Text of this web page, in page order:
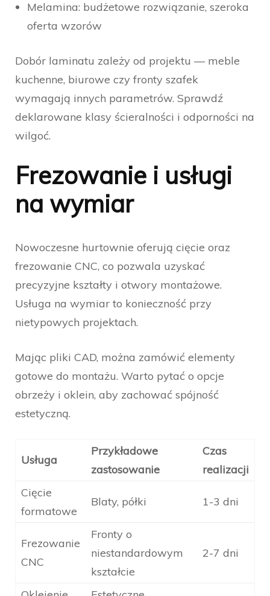
Melamina: budżetowe rozwiązanie, szeroka
oferta wzorów
Dobór laminatu zależy od projektu — meble
kuchenne, biurowe czy fronty szafek
wymagają innych parametrów. Sprawdź
deklarowane klasy ścieralności i odporności na
wilgoć.
Frezowanie i usługi
na wymiar
Nowoczesne hurtownie oferują cięcie oraz
frezowanie CNC, co pozwala uzyskać
precyzyjne kształty i otwory montażowe.
Usługa na wymiar to konieczność przy
nietypowych projektach.
Mając pliki CAD, można zamówić elementy
gotowe do montażu. Warto pytać o opcje
obrzeży i oklein, aby zachować spójność
estetyczną.
Usługa
Przykładowe
zastosowanie
Czas
realizacji
Cięcie
formatowe
Blaty, półki 1-3 dni
Frezowanie
CNC
Fronty o
niestandardowym
kształcie
2-7 dni